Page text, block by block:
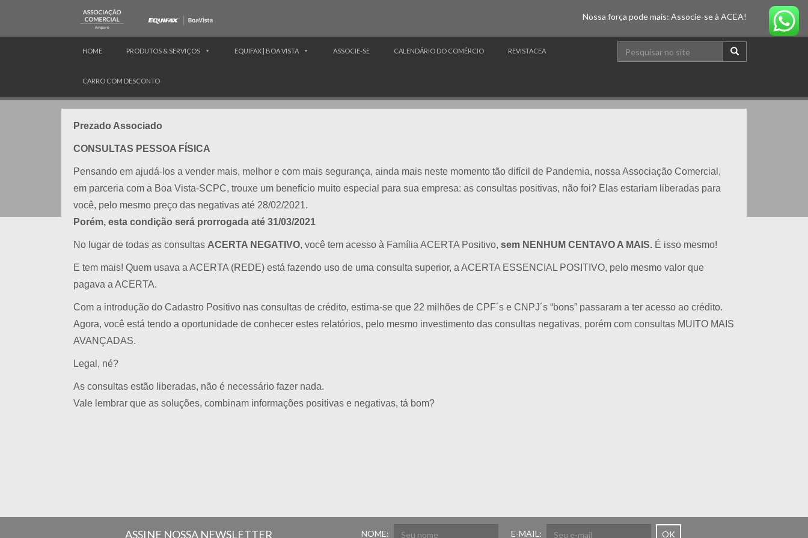
Nossa força pode mais: Associe-se à ACEA!
HOME PRODUTOS & SERVIÇOS EQUIFAX | BOA VISTA ASSOCIE-SE CALENDÁRIO DO COMÉRCIO REVISTACEA
CARRO COM DESCONTO
Prezado Associado
CONSULTAS PESSOA FÍSICA
Pensando em ajudá-los a vender mais, melhor e com mais segurança, ainda mais neste momento tão difícil de Pandemia, nossa Associação Comercial,
em parceria com a Boa Vista-SCPC, trouxe um benefício muito especial para sua empresa: as consultas positivas, não foi? Elas estariam liberadas para
você, pelo mesmo preço das negativas até 28/02/2021.
Porém, esta condição será prorrogada até 31/03/2021
No lugar de todas as consultas ACERTA NEGATIVO, você tem acesso à Família ACERTA Positivo, sem NENHUM CENTAVO A MAIS. É isso mesmo!
E tem mais! Quem usava a ACERTA (REDE) está fazendo uso de uma consulta superior, a ACERTA ESSENCIAL POSITIVO, pelo mesmo valor que
pagava a ACERTA.
Com a introdução do Cadastro Positivo nas consultas de crédito, estima-se que 22 milhões de CPF´s e CNPJ´s “bons” passaram a ter acesso ao crédito.
Agora, você está tendo a oportunidade de conhecer estes relatórios, pelo mesmo investimento das consultas negativas, porém com consultas MUITO MAIS
AVANÇADAS.
Legal, né?
As consultas estão liberadas, não é necessário fazer nada.
Vale lembrar que as soluções, combinam informações positivas e negativas, tá bom?
ASSINE NOSSA NEWSLETTER NOME: E-MAIL: OK